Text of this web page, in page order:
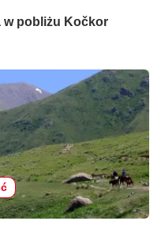
w pobliżu Kočkor